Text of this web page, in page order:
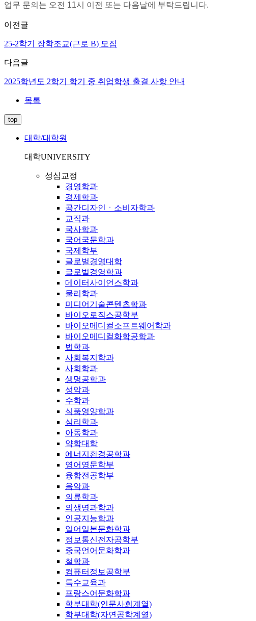
업무 문의는 오전 11시 이전 또는 다음날에 부탁드립니다.
이전글
25-2학기 장학조교(근로 B) 모집
다음글
2025학년도 2학기 학기 중 취업학생 출결 사항 안내
목록
top
대학/대학원
대학UNIVERSITY
성심교정
경영학과
경제학과
공간디자인ㆍ소비자학과
교직과
국사학과
국어국문학과
국제학부
글로벌경영대학
글로벌경영학과
데이터사이언스학과
물리학과
미디어기술콘텐츠학과
바이오로직스공학부
바이오메디컬소프트웨어학과
바이오메디컬화학공학과
법학과
사회복지학과
사회학과
생명공학과
성악과
수학과
식품영양학과
심리학과
아동학과
약학대학
에너지환경공학과
영어영문학부
융합전공학부
음악과
의류학과
의생명과학과
인공지능학과
일어일본문화학과
정보통신전자공학부
중국언어문화학과
철학과
컴퓨터정보공학부
특수교육과
프랑스어문화학과
학부대학(인문사회계열)
학부대학(자연공학계열)